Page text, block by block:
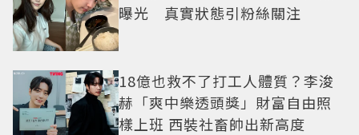
曝光 真實狀態引粉絲關注
18億也救不了打工人體質？李浚
赫「爽中樂透頭獎」財富自由照
樣上班 西裝社畜帥出新高度